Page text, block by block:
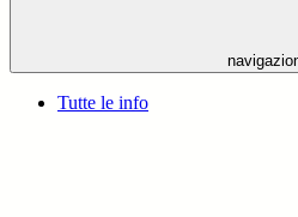
Tutte le info